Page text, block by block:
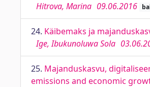
Hitrova, Marina 09.06.2016
24. Käibemaks ja
Ige, Ibukunoluwa Sola
25. Majanduskasvu,
emissions and economic